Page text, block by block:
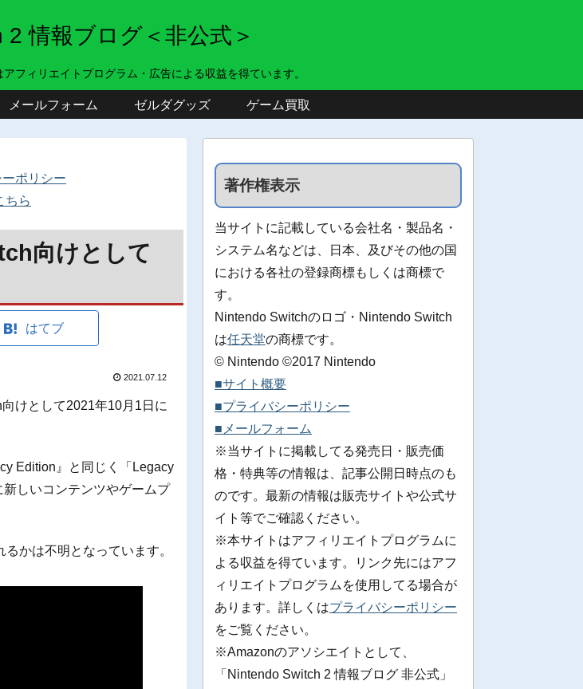
情報ブログ＜非公式＞
フィリエイトプログラム・広告による収益を得ています。
メールフォーム ゼルダグッズ ゲーム買取
ポリシー
ちら
向けとして
はてブ
2021.07.12
けとして2021年10月1日に
Edition』と同じく「Legacy
しいコンテンツやゲームプ
かは不明となっています。
著作権表示
当サイトに記載している会社名・製品名・
システム名などは、日本、及びその他の国
における各社の登録商標もしくは商標で
す。
Nintendo Switchのロゴ・Nintendo Switch
は任天堂の商標です。
© Nintendo ©2017 Nintendo
■サイト概要
■プライバシーポリシー
■メールフォーム
※当サイトに掲載してる発売日・販売価
格・特典等の情報は、記事公開日時点のも
のです。最新の情報は販売サイトや公式サ
イト等でご確認ください。
※本サイトはアフィリエイトプログラムに
よる収益を得ています。リンク先にはアフ
ィリエイトプログラムを使用してる場合が
あります。詳しくはプライバシーポリシー
をご覧ください。
※Amazonのアソシエイトとして、
「Nintendo Switch 2 情報ブログ 非公式」